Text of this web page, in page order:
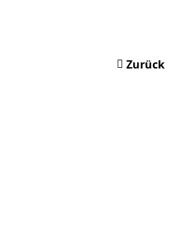
Zurück